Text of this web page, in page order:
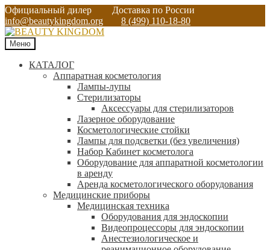
Официальный дилер
Доставка по России
info@beautykingdom.org
8 (499) 110-18-80
Меню
КАТАЛОГ
Аппаратная косметология
Лампы-лупы
Стерилизаторы
Аксессуары для стерилизаторов
Лазерное оборудование
Косметологические стойки
Лампы для подсветки (без увеличения)
Набор Кабинет косметолога
Оборудование для аппаратной косметологии
в аренду
Аренда косметологического оборудования
Медицинские приборы
Медицинская техника
Оборудования для эндоскопии
Видеопроцессоры для эндоскопии
Анестезиологическое и